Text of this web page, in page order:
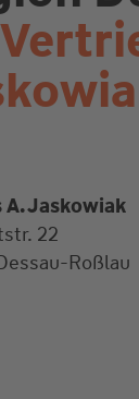
A. Jaskowiak
22
Roßlau